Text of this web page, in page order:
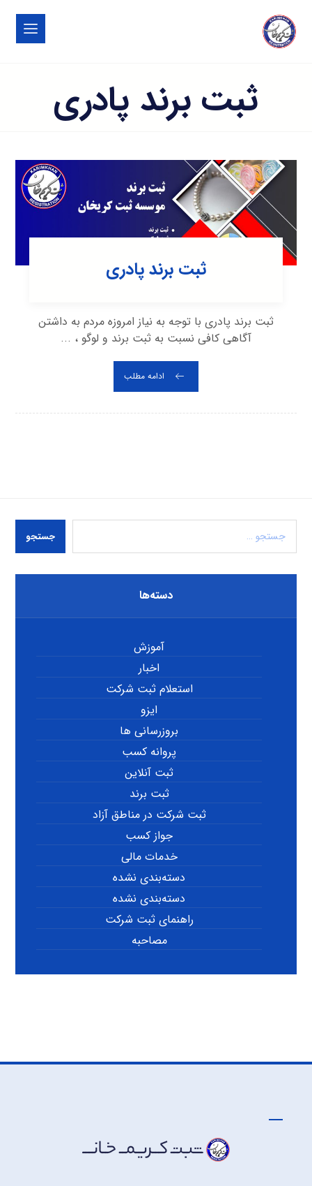
ثبت برند پادری
ثبت برند پادری
ثبت برند پادری با توجه به نیاز امروزه مردم به داشتن
آگاهی کافی نسبت به ثبت برند و لوگو ، ...
ادامه مطلب
جستجو
دسته‌ها
آموزش
اخبار
استعلام ثبت شرکت
ایزو
بروزرسانی ها
پروانه کسب
ثبت آنلاین
ثبت برند
ثبت شرکت در مناطق آزاد
جواز کسب
خدمات مالی
دسته‌بندی نشده
دسته‌بندی نشده
راهنمای ثبت شرکت
مصاحبه